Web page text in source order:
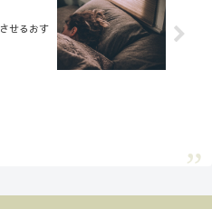
せるおす